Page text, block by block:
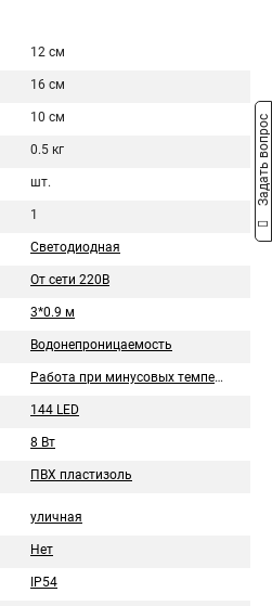
12 см
16 см
10 см
0.5 кг
шт.
1
Светодиодная
От сети 220В
3*0.9 м
Водонепроницаемость
Работа при минусовых температурах
144 LED
8 Вт
ПВХ пластизоль
уличная
Нет
IP54
Задать вопрос